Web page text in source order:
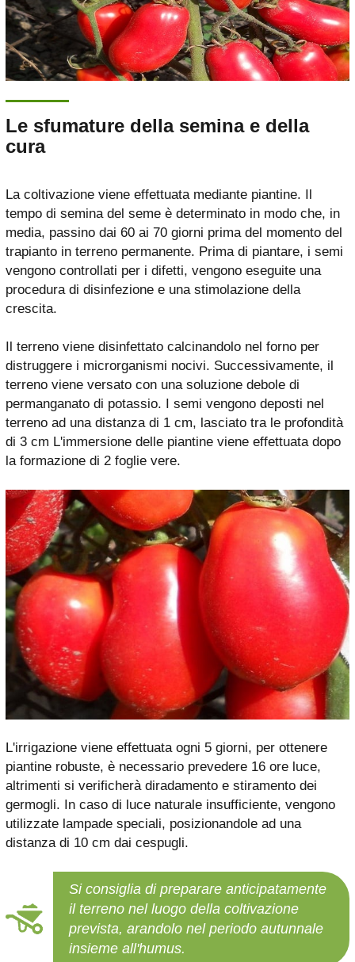
Le sfumature della semina e della
cura
La coltivazione viene effettuata mediante piantine. Il
tempo di semina del seme è determinato in modo che, in
media, passino dai 60 ai 70 giorni prima del momento del
trapianto in terreno permanente. Prima di piantare, i semi
vengono controllati per i difetti, vengono eseguite una
procedura di disinfezione e una stimolazione della
crescita.
Il terreno viene disinfettato calcinandolo nel forno per
distruggere i microrganismi nocivi. Successivamente, il
terreno viene versato con una soluzione debole di
permanganato di potassio. I semi vengono deposti nel
terreno ad una distanza di 1 cm, lasciato tra le profondità
di 3 cm L'immersione delle piantine viene effettuata dopo
la formazione di 2 foglie vere.
L'irrigazione viene effettuata ogni 5 giorni, per ottenere
piantine robuste, è necessario prevedere 16 ore luce,
altrimenti si verificherà diradamento e stiramento dei
germogli. In caso di luce naturale insufficiente, vengono
utilizzate lampade speciali, posizionandole ad una
distanza di 10 cm dai cespugli.
Si consiglia di preparare anticipatamente
il terreno nel luogo della coltivazione
prevista, arandolo nel periodo autunnale
insieme all'humus.